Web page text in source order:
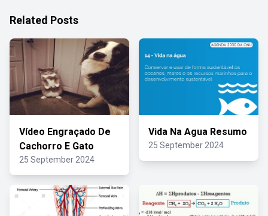
Related Posts
Vídeo Engraçado De
Cachorro E Gato
25 September 2024
Vida Na Agua Resumo
25 September 2024